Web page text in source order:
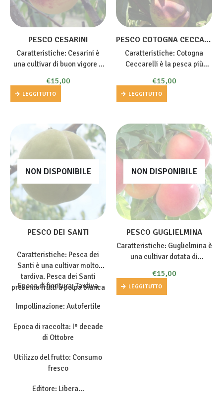
PESCO CESARINI
Caratteristiche: Cesarini è
una cultivar di buon vigore e
presenta frutti con un elevato
contenuto di acqua, pectine,
€15,00
LEGGI TUTTO
PESCO COTOGNA CECCARELLI
Caratteristiche: Cotogna
Ceccarelli è la pesca più
Cotogne(dette anche
Percoche). E’ una cultivar
€15,00
LEGGI TUTTO
NON DISPONIBILE
PESCO DEI SANTI
Caratteristiche: Pesca dei
Santi è una cultivar molto
tardiva. Pesca dei Santi
presenta frutti a polpa bianca
Epoca di fioritura: Tardiva
Impollinazione: Autofertile
Epoca di raccolta: I° decade
di Ottobre
Utilizzo del frutto: Consumo
fresco
Editore: Libera…
NON DISPONIBILE
PESCO GUGLIELMINA
Caratteristiche: Guglielmina è
una cultivar dotata di
costante. Al nord è talvolta
carente di colorazione e si è
€15,00
LEGGI TUTTO